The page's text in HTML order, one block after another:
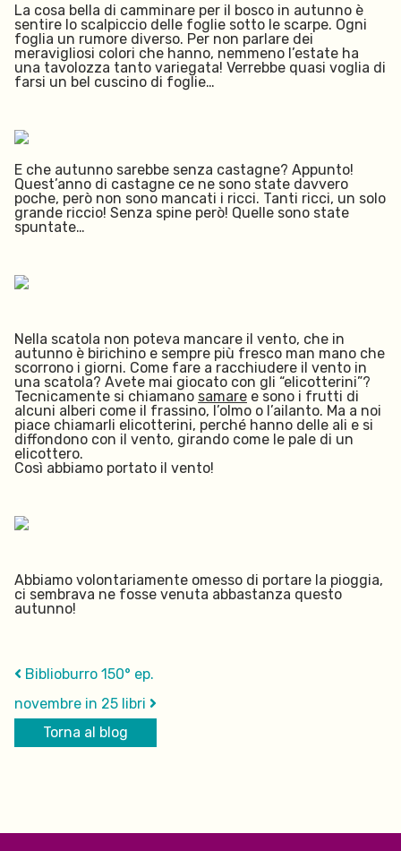
La cosa bella di camminare per il bosco in autunno è
sentire lo scalpiccio delle foglie sotto le scarpe. Ogni
foglia un rumore diverso. Per non parlare dei
meravigliosi colori che hanno, nemmeno l’estate ha
una tavolozza tanto variegata! Verrebbe quasi voglia di
farsi un bel cuscino di foglie…
E che autunno sarebbe senza castagne? Appunto!
Quest’anno di castagne ce ne sono state davvero
poche, però non sono mancati i ricci. Tanti ricci, un solo
grande riccio! Senza spine però! Quelle sono state
spuntate…
Nella scatola non poteva mancare il vento, che in
autunno è birichino e sempre più fresco man mano che
scorrono i giorni. Come fare a racchiudere il vento in
una scatola? Avete mai giocato con gli “elicotterini”?
Tecnicamente si chiamano samare e sono i frutti di
alcuni alberi come il frassino, l’olmo o l’ailanto. Ma a noi
piace chiamarli elicotterini, perché hanno delle ali e si
diffondono con il vento, girando come le pale di un
elicottero.
Così abbiamo portato il vento!
Abbiamo volontariamente omesso di portare la pioggia,
ci sembrava ne fosse venuta abbastanza questo
autunno!
Biblioburro 150° ep.
Torna al blog
novembre in 25 libri